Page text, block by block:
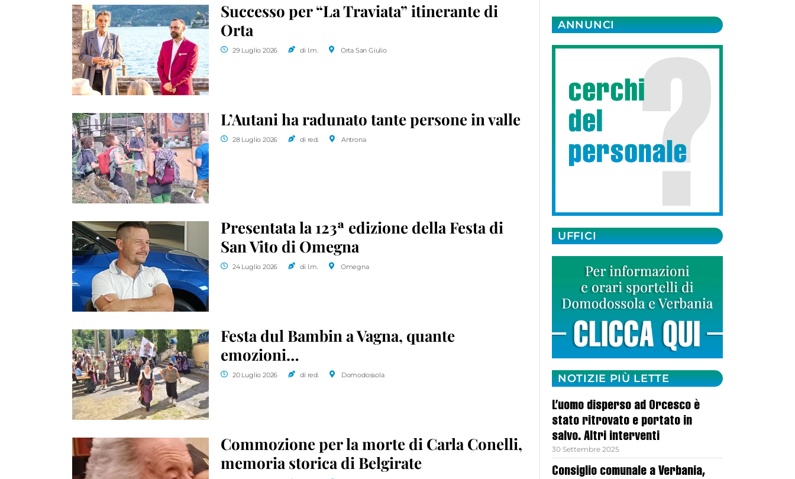
Successo per “La Traviata” itinerante di
Orta
29 Luglio 2026 di l.m. Orta San Giulio
L’Autani ha radunato tante persone in valle
28 Luglio 2026 di red. Antrona
Presentata la 123ª edizione della Festa di
San Vito di Omegna
24 Luglio 2026 di l.m. Omegna
Festa dul Bambin a Vagna, quante
emozioni…
20 Luglio 2026 di red. Domodossola
Commozione per la morte di Carla Conelli,
memoria storica di Belgirate
ANNUNCI
UFFICI
NOTIZIE PIÙ LETTE
L’uomo disperso ad Orcesco è
stato ritrovato e portato in
salvo. Altri interventi
30 Settembre 2025
Consiglio comunale a Verbania,